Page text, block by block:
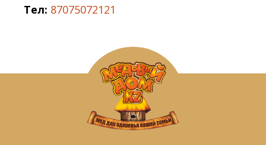
Тел: 87075072121